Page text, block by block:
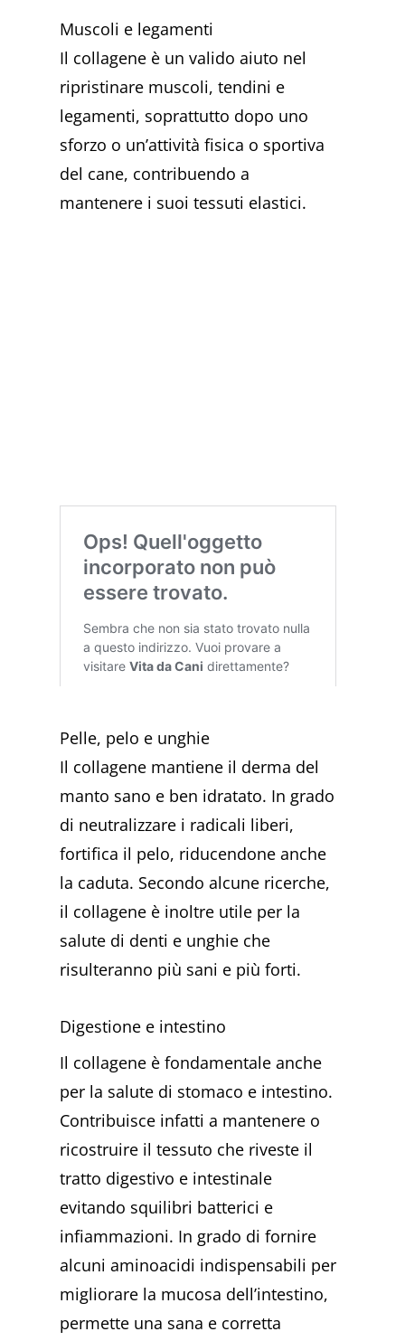
Muscoli e legamenti
Il collagene è un valido aiuto nel
ripristinare muscoli, tendini e
legamenti, soprattutto dopo uno
sforzo o un’attività fisica o sportiva
del cane, contribuendo a
mantenere i suoi tessuti elastici.
Pelle, pelo e unghie
Il collagene mantiene il derma del
manto sano e ben idratato. In grado
di neutralizzare i radicali liberi,
fortifica il pelo, riducendone anche
la caduta. Secondo alcune ricerche,
il collagene è inoltre utile per la
salute di denti e unghie che
risulteranno più sani e più forti.
Digestione e intestino
Il collagene è fondamentale anche
per la salute di stomaco e intestino.
Contribuisce infatti a mantenere o
ricostruire il tessuto che riveste il
tratto digestivo e intestinale
evitando squilibri batterici e
infiammazioni. In grado di fornire
alcuni aminoacidi indispensabili per
migliorare la mucosa dell’intestino,
permette una sana e corretta